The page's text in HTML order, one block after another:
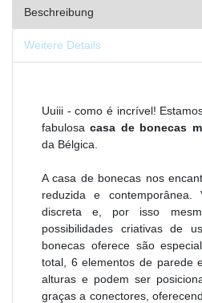
Beschreibung
Weitere Details
Uuiii - como é incrível!
fabulosacasa de bonecas
da Bélgica.
A casa de bonecas nos
reduzida e contemporânea.
discreta e, por isso
possibilidades criativas de
bonecas oferece são
total, 6 elementos de parede
alturas e podem ser
graças a conectores,